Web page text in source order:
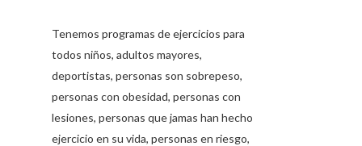
Tenemos programas de ejercicios para
todos niños, adultos mayores,
deportistas, personas son sobrepeso,
personas con obesidad, personas con
lesiones, personas que jamas han hecho
ejercicio en su vida, personas en riesgo,